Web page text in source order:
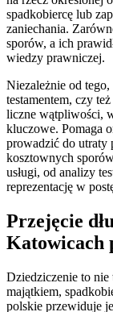
spadkobiercę lub
zaniechania.
sporów, a ich
wiedzy prawniczej.
Niezależnie od
testamentem, czy
liczne wątpliwości,
kluczowe. Pomaga
prowadzić do utraty
kosztownych
usługi, od analizy
reprezentację w
Przejęcie
Katowicach
Dziedziczenie to
majątkiem,
polskie przewiduje